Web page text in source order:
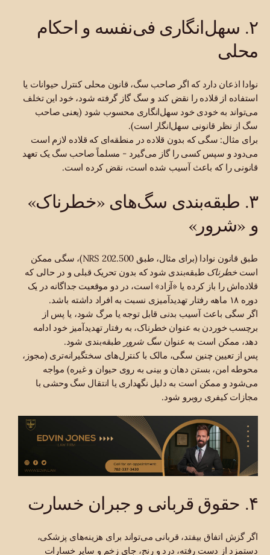
۲. سهل‌انگاری فی‌نفسه و احکام
محلی
نوادا اذعان دارد که اگر صاحب سگ، قانون محلی کنترل حیوانات یا
استفاده از قلاده را نقض کند و سگ گاز گرفته شود، خود این تخلف
می‌تواند به خودی خود سهل‌انگاری محسوب شود (یعنی صاحب
سگ از نظر قانونی سهل‌انگار است).
برای مثال: سگی که بدون قلاده در منطقه‌ای که قلاده لازم است
می‌دود و سپس کسی را گاز می‌گیرد - مسلماً صاحب سگ یک تعهد
قانونی را که باعث آسیب شده است، نقض کرده است.
۳. طبقه‌بندی سگ‌های «خطرناک»
و «شرور»
طبق قانون نوادا (برای مثال، طبق NRS 202.500)، سگی ممکن
استخطرناک طبقه‌بندی شود که بدون تحریک قبلی و در حالی که
قلاده‌اش را باز کرده یا «آزاد» است، در دو موقعیت جداگانه در یک
دوره ۱۸ ماهه رفتار تهدیدآمیزی نسبت به افراد داشته باشد.
اگر سگی باعث آسیب بدنی قابل توجه یا مرگ شود، یا پس از
برچسب خوردن به عنوان خطرناک، به رفتار تهدیدآمیز خود ادامه
دهد، ممکن است به عنوان سگ شرور طبقه‌بندی شود.
پس از تعیین چنین سگی، مالک با کنترل‌های سختگیرانه‌تری (مجوز،
محوطه امن، بستن دهان و بینی به روی حیوان و غیره) مواجه
می‌شود و ممکن است به دلیل نگهداری یا انتقال سگ وحشی با
مجازات کیفری روبرو شود.
۴. حقوق قربانی و جبران خسارت
اگر گزش اتفاق بیفتد، قربانی می‌تواند برای هزینه‌های پزشکی،
دستمزد از دست رفته، درد و رنج، جای زخم و سایر خسارات